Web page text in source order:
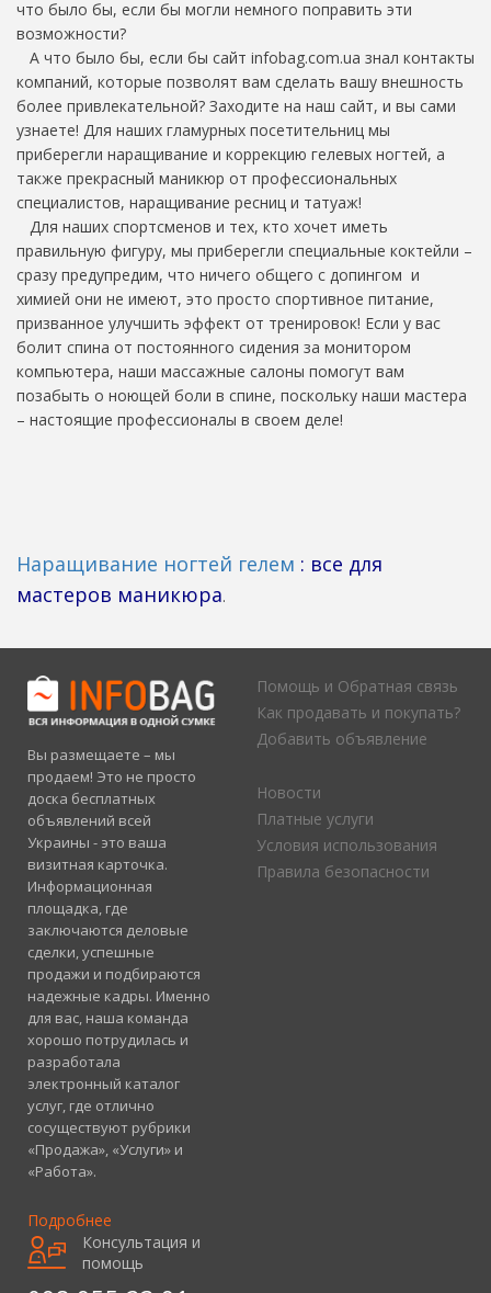
что было бы, если бы могли немного поправить эти
возможности?
А что было бы, если бы сайт infobag.com.ua знал контакты
компаний, которые позволят вам сделать вашу внешность
более привлекательной? Заходите на наш сайт, и вы сами
узнаете! Для наших гламурных посетительниц мы
приберегли наращивание и коррекцию гелевых ногтей, а
также прекрасный маникюр от профессиональных
специалистов, наращивание ресниц и татуаж!
Для наших спортсменов и тех, кто хочет иметь
правильную фигуру, мы приберегли специальные коктейли –
сразу предупредим, что ничего общего с допингом и
химией они не имеют, это просто спортивное питание,
призванное улучшить эффект от тренировок! Если у вас
болит спина от постоянного сидения за монитором
компьютера, наши массажные салоны помогут вам
позабыть о ноющей боли в спине, поскольку наши мастера
– настоящие профессионалы в своем деле!
Наращивание ногтей гелем : все для
мастеров маникюра.
Вы размещаете – мы
продаем! Это не просто
доска бесплатных
объявлений всей
Украины - это ваша
визитная карточка.
Информационная
площадка, где
заключаются деловые
сделки, успешные
продажи и подбираются
надежные кадры. Именно
для вас, наша команда
хорошо потрудилась и
разработала
электронный каталог
услуг, где отлично
сосуществуют рубрики
«Продажа», «Услуги» и
«Работа».
Подробнее
Помощь и Обратная связь
Как продавать и покупать?
Добавить объявление
Новости
Платные услуги
Условия использования
Правила безопасности
Консультация и
помощь